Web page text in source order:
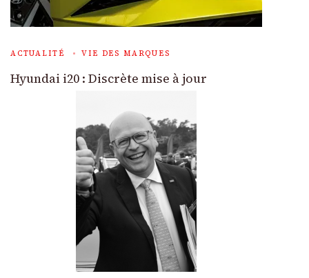
ACTUALITÉ VIE DES MARQUES
Hyundai i20 : Discrète mise à jour